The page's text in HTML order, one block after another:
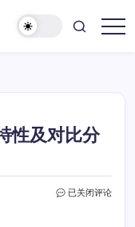
性及对比分
PHP
已关闭评论